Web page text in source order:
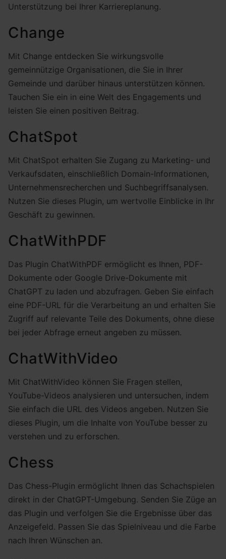
Unterstützung bei Ihrer Karriereplanung.
Change
Mit Change entdecken Sie wirkungsvolle
gemeinnützige Organisationen, die Sie in Ihrer
Gemeinde und darüber hinaus unterstützen können.
Tauchen Sie ein in eine Welt des Engagements und
leisten Sie einen positiven Beitrag.
ChatSpot
Mit ChatSpot erhalten Sie Zugang zu Marketing- und
Verkaufsdaten, einschließlich Domain-Informationen,
Unternehmensrecherchen und Suchbegriffsanalysen.
Nutzen Sie dieses Plugin, um wertvolle Einblicke in Ihr
Geschäft zu gewinnen.
ChatWithPDF
Das Plugin ChatWithPDF ermöglicht es Ihnen, PDF-
Dokumente oder Google Drive-Dokumente mit
ChatGPT zu laden und abzufragen. Geben Sie einfach
eine PDF-URL für die Verarbeitung an und erhalten Sie
Zugriff auf relevante Teile des Dokuments, ohne diese
bei jeder Abfrage erneut angeben zu müssen.
ChatWithVideo
Mit ChatWithVideo können Sie Fragen stellen,
YouTube-Videos analysieren und untersuchen, indem
Sie einfach die URL des Videos angeben. Nutzen Sie
dieses Plugin, um die Inhalte von YouTube besser zu
verstehen und zu erforschen.
Chess
Das Chess-Plugin ermöglicht Ihnen das Schachspielen
direkt in der ChatGPT-Umgebung. Senden Sie Züge an
das Plugin und verfolgen Sie die Ergebnisse über das
Anzeigefeld. Passen Sie das Spielniveau und die Farbe
nach Ihren Wünschen an.